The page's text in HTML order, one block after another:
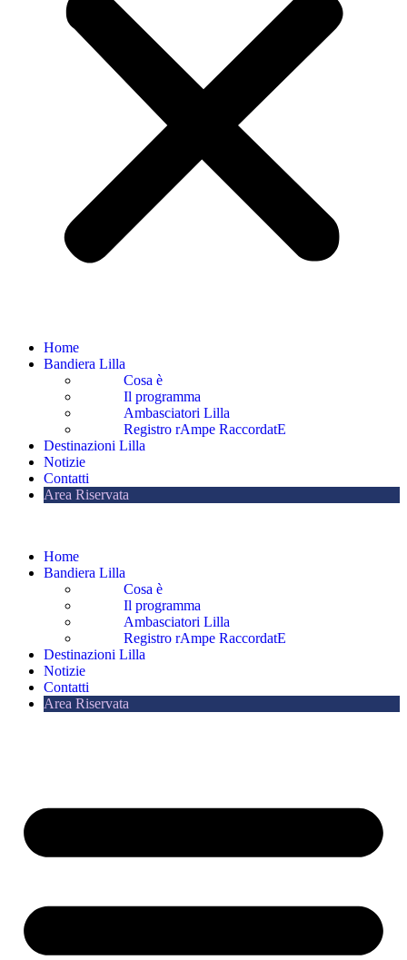
Home
Bandiera Lilla
Cosa è
Il programma
Ambasciatori Lilla
Registro rAmpe RaccordatE
Destinazioni Lilla
Notizie
Contatti
Area Riservata
Home
Bandiera Lilla
Cosa è
Il programma
Ambasciatori Lilla
Registro rAmpe RaccordatE
Destinazioni Lilla
Notizie
Contatti
Area Riservata